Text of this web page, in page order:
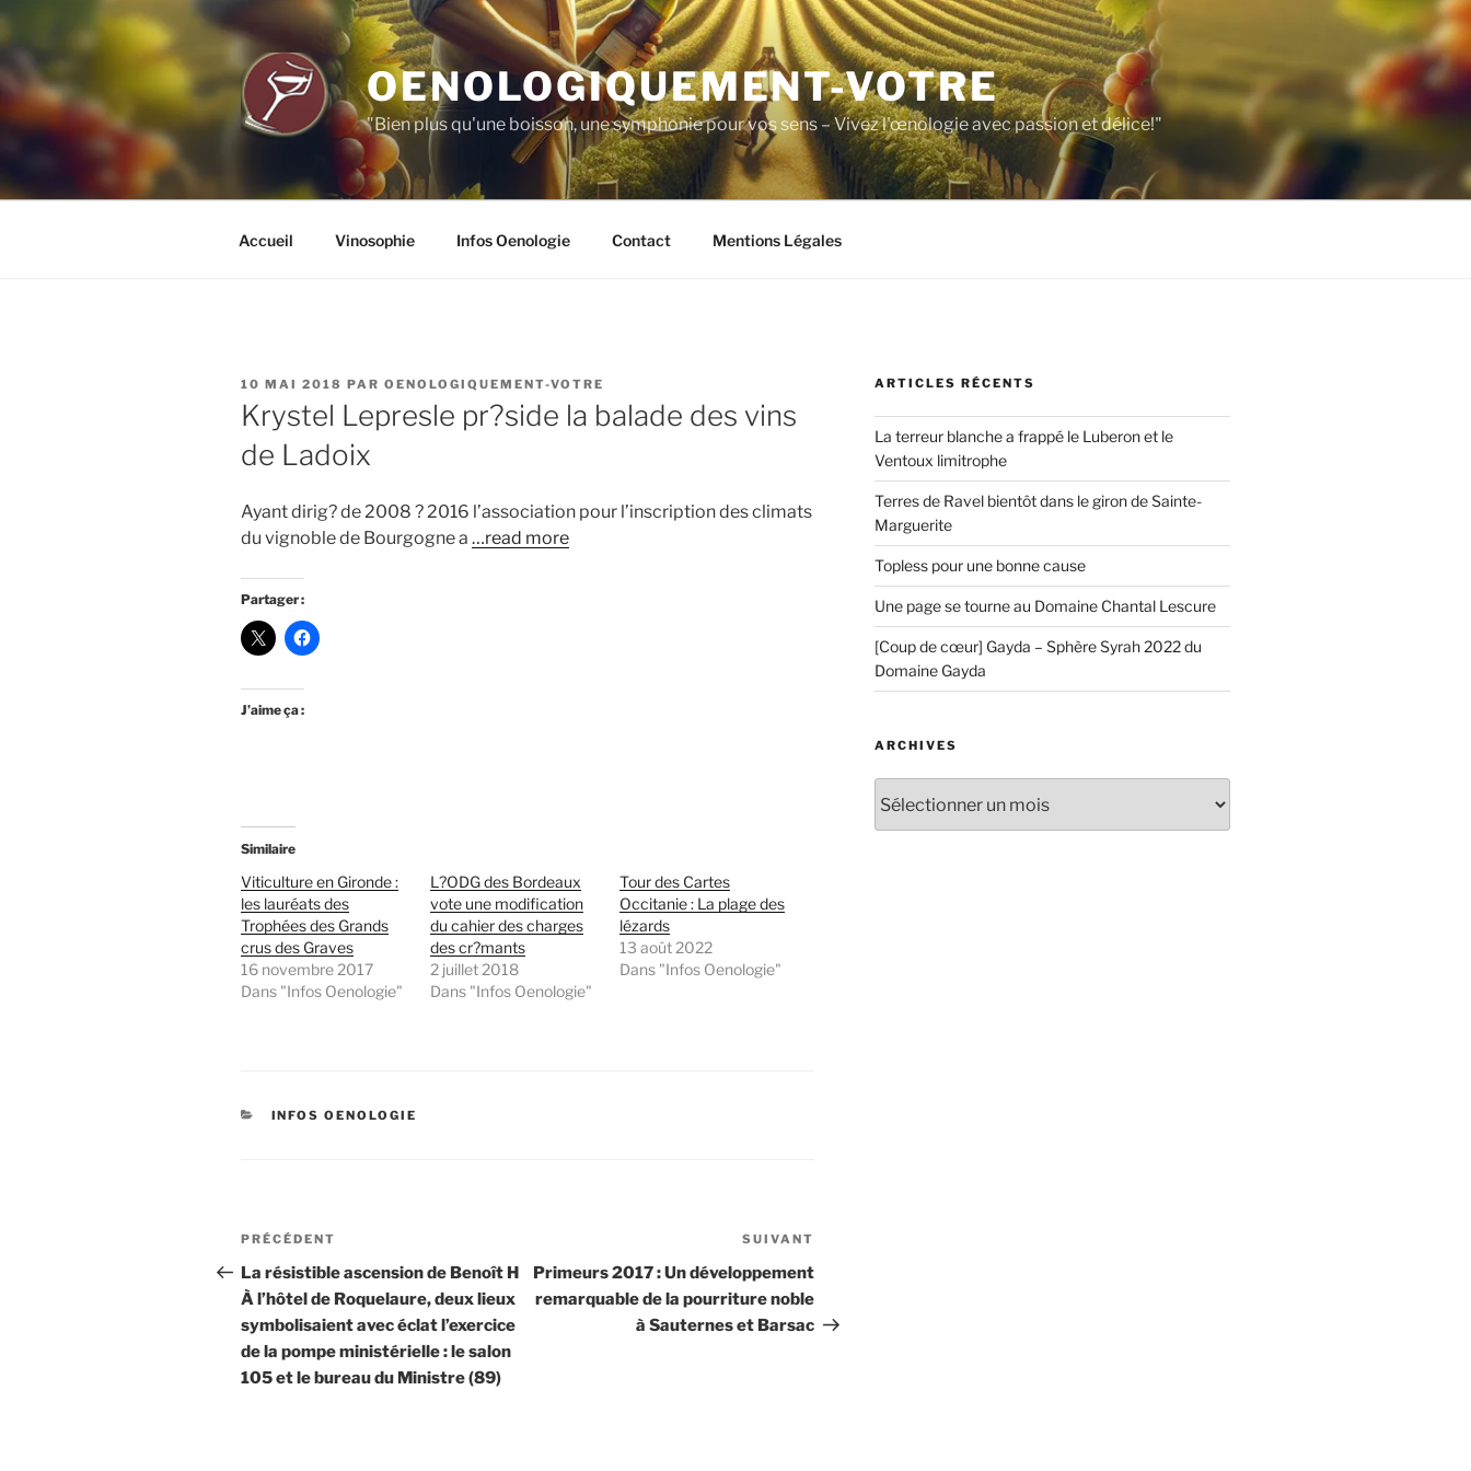
Aller
au
contenu
principal
OENOLOGIQUEMENT-VOTRE
"Bien plus qu'une boisson, une symphonie pour vos sens – Vivez l'œnologie avec passion et délice!"
Accueil Vinosophie Infos Oenologie Contact Mentions Légales
PUBLIÉ
LE
10 MAI 2018 PAR OENOLOGIQUEMENT-VOTRE
Krystel Lepresle pr?side la balade des vins
de Ladoix
Ayant dirig? de 2008 ? 2016 l’association pour l’inscription des climats
du vignoble de Bourgogne a …read more
Partager :
J’aime ça :
Similaire
Viticulture en Gironde :
les lauréats des
Trophées des Grands
crus des Graves
16 novembre 2017
Dans "Infos Oenologie"
L?ODG des Bordeaux
vote une modification
du cahier des charges
des cr?mants
2 juillet 2018
Dans "Infos Oenologie"
Tour des Cartes
Occitanie : La plage des
lézards
13 août 2022
Dans "Infos Oenologie"
CATÉGORIES
INFOS OENOLOGIE
Navigation
de
l’article
Article
précédent
PRÉCÉDENT
La résistible ascension de Benoît H
À l’hôtel de Roquelaure, deux lieux
symbolisaient avec éclat l’exercice
de la pompe ministérielle : le salon
105 et le bureau du Ministre (89)
suivant
SUIVANT
Primeurs 2017 : Un développement
remarquable de la pourriture noble
à Sauternes et Barsac
ARTICLES RÉCENTS
La terreur blanche a frappé le Luberon et le
Ventoux limitrophe
Terres de Ravel bientôt dans le giron de Sainte-
Marguerite
Topless pour une bonne cause
Une page se tourne au Domaine Chantal Lescure
[Coup de cœur] Gayda – Sphère Syrah 2022 du
Domaine Gayda
ARCHIVES